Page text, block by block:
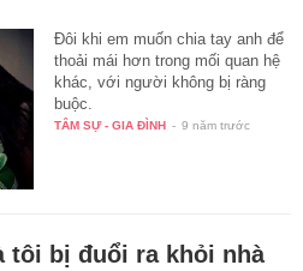
Đôi khi em muốn chia tay anh để
thoải mái hơn trong mối quan hệ
khác, với người không bị ràng
buộc.
TÂM SỰ - GIA ĐÌNH - 9 năm trước
tôi bị đuổi ra khỏi nhà